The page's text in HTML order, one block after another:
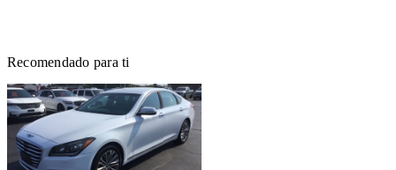
Recomendado para ti